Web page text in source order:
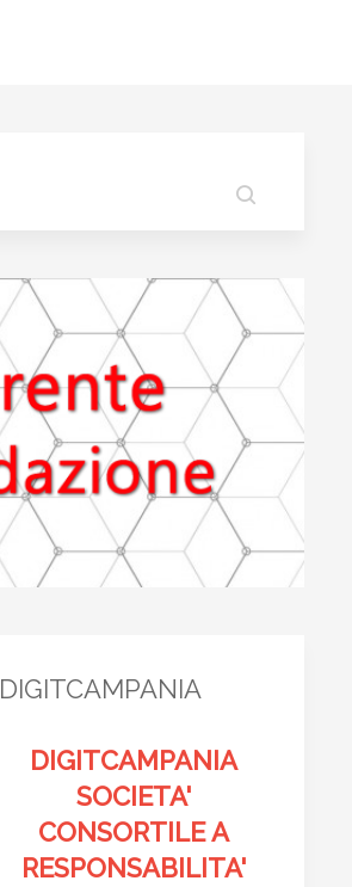
DIGITCAMPANIA
DIGITCAMPANIA
SOCIETA'
CONSORTILE A
RESPONSABILITA'